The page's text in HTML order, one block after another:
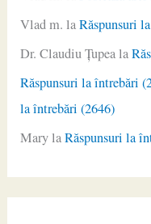
Vlad m. laRăspunsuri
Dr. Claudiu Ţupeala
Răspunsuri la întrebări
la întrebări (2646)
MarylaRăspunsuri la